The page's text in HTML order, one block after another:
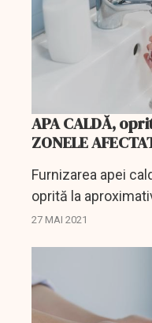
APA CALDĂ,
ZONELE
Furnizarea apei
oprită la
Capitală, potrivit
27 MAI 2021